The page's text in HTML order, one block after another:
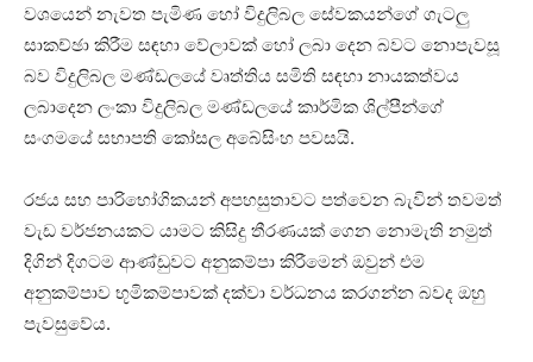
වශයෙන් නැවත පැමිණ හෝ විදුලිබල සේවකයන්ගේ ගැටලු
සාකච්ඡා කිරීම සඳහා වේලාවක් හෝ ලබා දෙන බවට නොපැවසූ
බව විදුලිබල මණ්ඩලයේ වෘත්තිය සමිති සඳහා නායකත්වය
ලබාදෙන ලංකා විදුලිබල මණ්ඩලයේ කාර්මික ශිල්පීන්ගේ
සංගමයේ සභාපති කෝසල අබේසිංහ පවසයි.
රජය සහ පාරිභෝගිකයන් අපහසුතාවට පත්වෙන බැවින් තවමත්
වැඩ වර්ජනයකට යාමට කිසිදු තීරණයක් ගෙන නොමැති නමුත්
දිගින් දිගටම ආණ්ඩුවට අනුකම්පා කිරීමෙන් ඔවුන් එම
අනුකම්පාව භූමිකම්පාවක් දක්වා වර්ධනය කරගන්න බවද ඔහු
පැවසුවේය.